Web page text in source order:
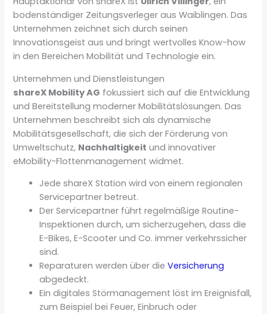
bodenständiger Zeitungsverleger aus Waiblingen. Das
Unternehmen zeichnet sich durch seinen
Innovationsgeist aus und bringt wertvolles Know-how
in den Bereichen Mobilität und Technologie ein.
Unternehmen und Dienstleistungen
shareX Mobility AG fokussiert sich auf die Entwicklung
und Bereitstellung moderner Mobilitätslösungen. Das
Unternehmen beschreibt sich als dynamische
Mobilitätsgesellschaft, die sich der Förderung von
Umweltschutz, Nachhaltigkeit und innovativer
eMobility-Flottenmanagement widmet.
Jede shareX Station wird von einem regionalen
Servicepartner betreut.
Der Servicepartner führt regelmäßige Routine-
Inspektionen durch, um sicherzugehen, dass die
E-Bikes, E-Scooter und Co. immer verkehrssicher
sind.
Reparaturen werden über dieVersicherung
abgedeckt.
Ein digitales Störmanagement löst im Ereignisfall,
zum Beispiel bei Feuer, Einbruch oder